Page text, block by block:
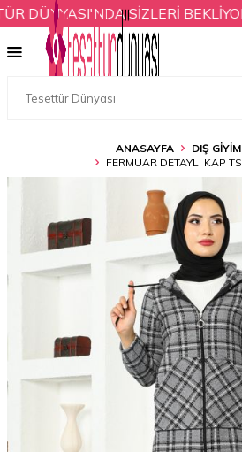
SİZLERİ BEKLİYOR...
ANASAYFA DIŞ GİYİM
FERMUAR DETAYLI KAP